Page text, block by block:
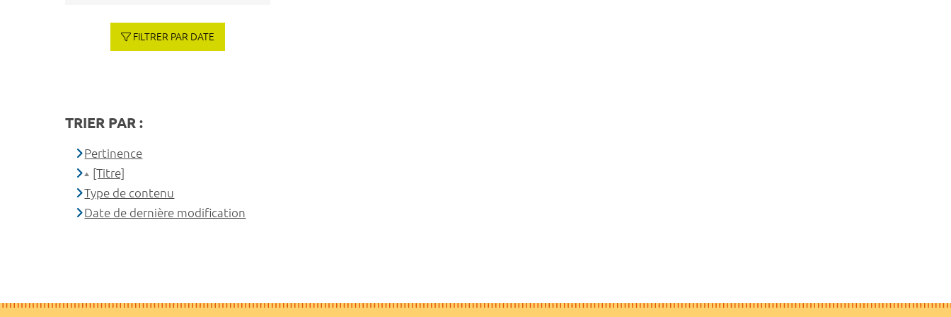
FILTRER PAR DATE
TRIER PAR :
Pertinence
[Titre]
Type de contenu
Date de dernière modification